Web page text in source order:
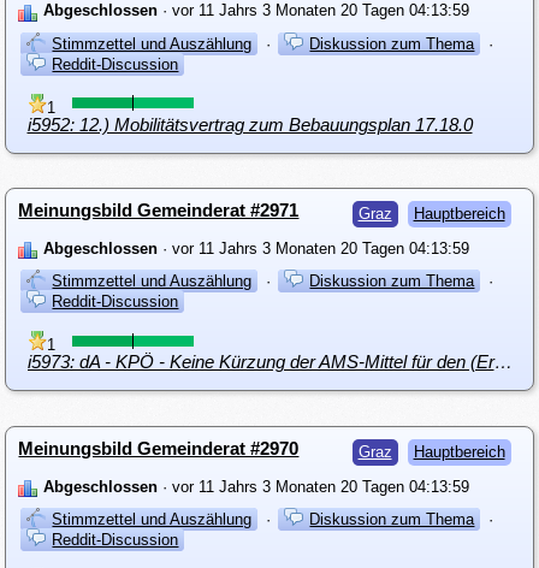
Abgeschlossen · vor 11 Jahrs 3 Monaten 20 Tagen 04:13:59
Stimmzettel und Auszählung
· Diskussion zum Thema
·
Reddit-Discussion
1
i5952: 12.) Mobilitätsvertrag zum Bebauungsplan 17.18.0
Graz Hauptbereich
Meinungsbild Gemeinderat #2971
Abgeschlossen · vor 11 Jahrs 3 Monaten 20 Tagen 04:13:59
Stimmzettel und Auszählung
· Diskussion zum Thema
·
Reddit-Discussion
1
i5973: dA - KPÖ - Keine Kürzung der AMS-Mittel für den (Erwachsenen)-Ausbildungsbereich
Graz Hauptbereich
Meinungsbild Gemeinderat #2970
Abgeschlossen · vor 11 Jahrs 3 Monaten 20 Tagen 04:13:59
Stimmzettel und Auszählung
· Diskussion zum Thema
·
Reddit-Discussion